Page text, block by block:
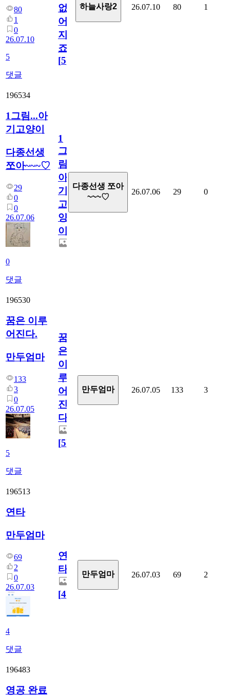
80
1
0
26.07.10
5
댓글
없
어
지
죠.?
[5]
하늘사랑2 26.07.10 80 1
196534
1그림...아
기고양이
다종선생
쪼아~~~♡
29
0
0
26.07.06
0
댓글
1
그
림...
아
기
고
양
이
다종선생 쪼아
~~~♡
26.07.06 29 0
196530
꿈은 이루
어진다.
만두엄마
133
3
0
26.07.05
5
댓글
꿈
은
이
루
어
진
다.
[5]
만두엄마 26.07.05 133 3
196513
연타
만두엄마
69
2
0
26.07.03
4
댓글
연
타
[4]
만두엄마 26.07.03 69 2
196483
영공 완료